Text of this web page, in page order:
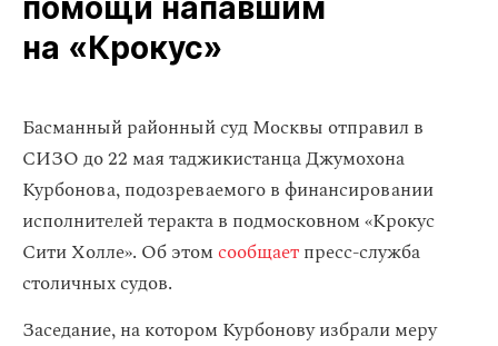
помощи напавшим
на «Крокус»
Басманный районный суд Москвы отправил в
СИЗО до 22 мая таджикистанца Джумохона
Курбонова, подозреваемого в финансировании
исполнителей теракта в подмосковном «Крокус
Сити Холле». Об этомсообщаетпресс-служба
столичных судов.
Заседание, на котором Курбонову избрали меру